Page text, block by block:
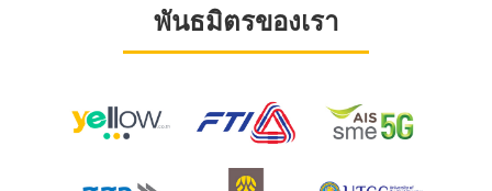
พันธมิตรของเรา